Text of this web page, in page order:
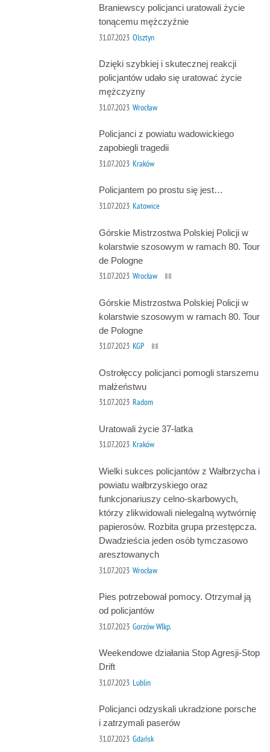
Braniewscy policjanci uratowali życie
tonącemu mężczyźnie
31.07.2023 Olsztyn
Dzięki szybkiej i skutecznej reakcji
policjantów udało się uratować życie
mężczyzny
31.07.2023 Wrocław
Policjanci z powiatu wadowickiego
zapobiegli tragedii
31.07.2023 Kraków
Policjantem po prostu się jest…
31.07.2023 Katowice
Górskie Mistrzostwa Polskiej Policji w
kolarstwie szosowym w ramach 80. Tour
de Pologne
31.07.2023 Wrocław
Górskie Mistrzostwa Polskiej Policji w
kolarstwie szosowym w ramach 80. Tour
de Pologne
31.07.2023 KGP
Ostrołęccy policjanci pomogli starszemu
małżeństwu
31.07.2023 Radom
Uratowali życie 37-latka
31.07.2023 Kraków
Wielki sukces policjantów z Wałbrzycha i
powiatu wałbrzyskiego oraz
funkcjonariuszy celno-skarbowych,
którzy zlikwidowali nielegalną wytwórnię
papierosów. Rozbita grupa przestępcza.
Dwadzieścia jeden osób tymczasowo
aresztowanych
31.07.2023 Wrocław
Pies potrzebował pomocy. Otrzymał ją
od policjantów
31.07.2023 Gorzów Wlkp.
Weekendowe działania Stop Agresji-Stop
Drift
31.07.2023 Lublin
Policjanci odzyskali ukradzione porsche
i zatrzymali paserów
31.07.2023 Gdańsk